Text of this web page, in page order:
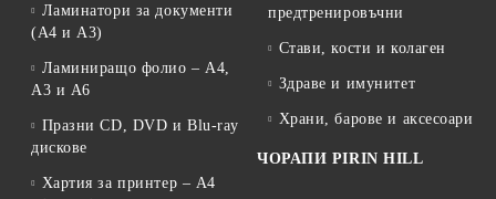
Ламинатори за документи
(A4 и A3)
Ламиниращо фолио – A4,
A3 и A6
Празни CD, DVD и Blu-ray
дискове
Хартия за принтер – A4
предтренировъчни
Стави, кости и колаген
Здраве и имунитет
Храни, барове и аксесоари
ЧОРАПИ PIRIN HILL